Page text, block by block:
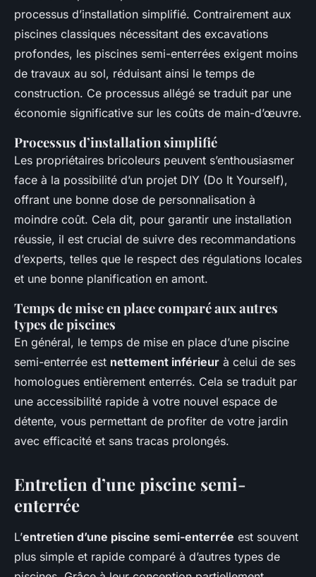
processus d’installation simplifié. Contrairement aux
piscines classiques nécessitant des excavations
profondes, les piscines semi-enterrées exigent moins
de travaux au sol, réduisant ainsi le temps de
construction. Ce processus allégé se traduit par une
économie significative sur les coûts de main-d’œuvre.
Processus d’installation simplifié
Les propriétaires bricoleurs peuvent s’enthousiasmer
face à la possibilité d’un projet DIY (Do It Yourself),
offrant une bonne dose de personnalisation à
moindre coût. Cela dit, pour garantir une installation
réussie, il est crucial de suivre des recommandations
d’experts, telles que le respect des régulations locales
et une bonne planification en amont.
Temps de mise en place comparé aux autres
types de piscines
En général, le temps de mise en place d’une piscine
semi-enterrée est nettement inférieur à celui de ses
homologues entièrement enterrés. Cela se traduit par
une accessibilité rapide à votre nouvel espace de
détente, vous permettant de profiter de votre jardin
avec efficacité et sans tracas prolongés.
Entretien d’une piscine semi-
enterrée
L’entretien d’une piscine semi-enterrée est souvent
plus simple et rapide comparé à d’autres types de